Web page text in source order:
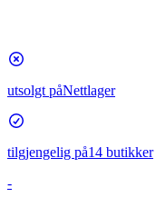
utsolgt påNettlager
tilgjengelig på14 butikker
-